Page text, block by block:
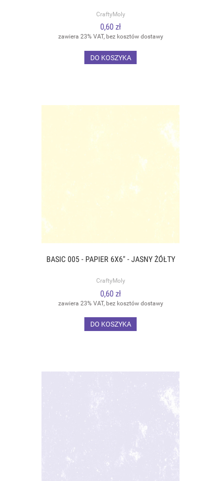
CraftyMoly
0,60 zł
zawiera 23% VAT, bez kosztów dostawy
DO KOSZYKA
BASIC 005 - PAPIER 6X6" - JASNY ŻÓŁTY
CraftyMoly
0,60 zł
zawiera 23% VAT, bez kosztów dostawy
DO KOSZYKA